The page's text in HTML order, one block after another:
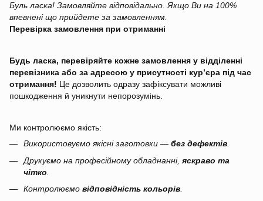
Буль ласка! Замовляйте відповідально. Якщо Ви на 100%
впевнені що прийдете за замовленням.
Перевірка замовлення при отриманні
Будь ласка, перевіряйте кожне замовлення у відділенні
перевізника або за адресою у присутності кур’єра під час
отримання! Це дозволить одразу зафіксувати можливі
пошкодження й уникнути непорозумінь.
Ми контролюємо якість:
Використовуємо якісні заготовки — без дефектів
Друкуємо на професійному обладнанні, яскраво та
чітко
Контролюємо відповідність кольорів